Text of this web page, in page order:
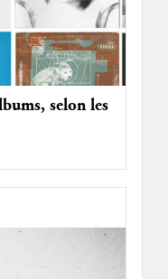
selon les